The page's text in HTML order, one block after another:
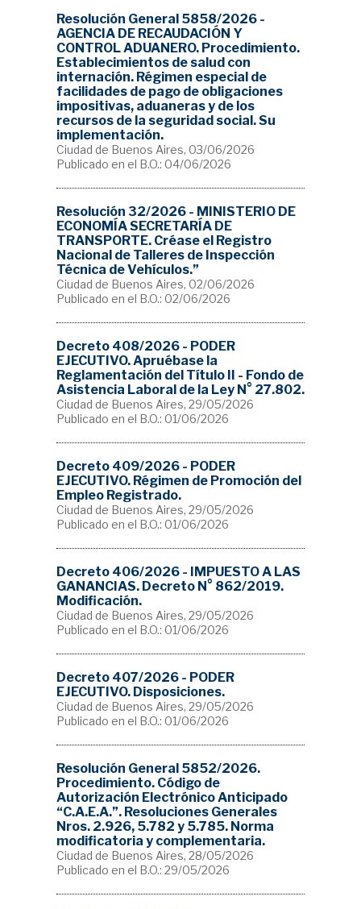
Resolución General 5858/2026 -
AGENCIA DE RECAUDACIÓN Y
CONTROL ADUANERO. Procedimiento.
Establecimientos de salud con
internación. Régimen especial de
facilidades de pago de obligaciones
impositivas, aduaneras y de los
recursos de la seguridad social. Su
implementación.
Ciudad de Buenos Aires, 03/06/2026
Publicado en el B.O.: 04/06/2026
Resolución 32/2026 - MINISTERIO DE
ECONOMÍA SECRETARÍA DE
TRANSPORTE. Créase el Registro
Nacional de Talleres de Inspección
Técnica de Vehículos.”
Ciudad de Buenos Aires, 02/06/2026
Publicado en el B.O.: 02/06/2026
Decreto 408/2026 - PODER
EJECUTIVO. Apruébase la
Reglamentación del Título II - Fondo de
Asistencia Laboral de la Ley N° 27.802.
Ciudad de Buenos Aires, 29/05/2026
Publicado en el B.O.: 01/06/2026
Decreto 409/2026 - PODER
EJECUTIVO. Régimen de Promoción del
Empleo Registrado.
Ciudad de Buenos Aires, 29/05/2026
Publicado en el B.O.: 01/06/2026
Decreto 406/2026 - IMPUESTO A LAS
GANANCIAS. Decreto N° 862/2019.
Modificación.
Ciudad de Buenos Aires, 29/05/2026
Publicado en el B.O.: 01/06/2026
Decreto 407/2026 - PODER
EJECUTIVO. Disposiciones.
Ciudad de Buenos Aires, 29/05/2026
Publicado en el B.O.: 01/06/2026
Resolución General 5852/2026.
Procedimiento. Código de
Autorización Electrónico Anticipado
“C.A.E.A.”. Resoluciones Generales
Nros. 2.926, 5.782 y 5.785. Norma
modificatoria y complementaria.
Ciudad de Buenos Aires, 28/05/2026
Publicado en el B.O.: 29/05/2026